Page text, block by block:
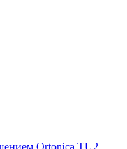
Ortonica TU2